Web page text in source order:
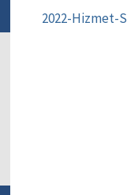
2022-Hizmet-